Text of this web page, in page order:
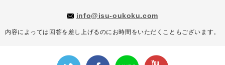
info@isu-oukoku.com
内容によっては回答を差し上げるのにお時間をいただくこともございます。